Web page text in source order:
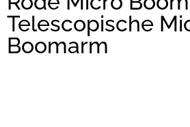
Telescopische
Boomarm